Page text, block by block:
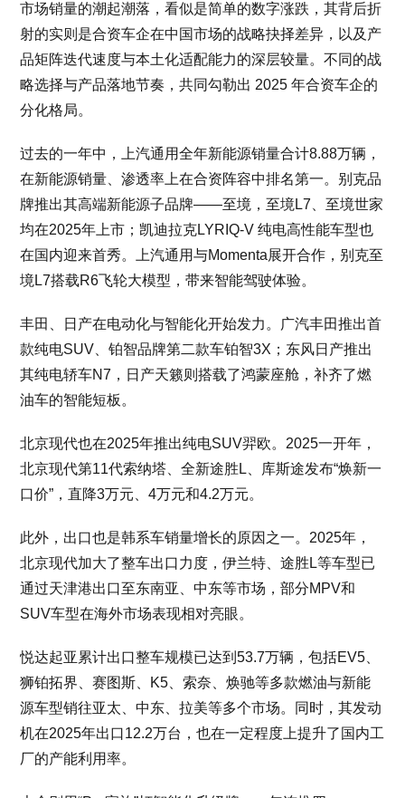
市场销量的潮起潮落，看似是简单的数字涨跌，其背后折
射的实则是合资车企在中国市场的战略抉择差异，以及产
品矩阵迭代速度与本土化适配能力的深层较量。不同的战
略选择与产品落地节奏，共同勾勒出 2025 年合资车企的
分化格局。
过去的一年中，上汽通用全年新能源销量合计8.88万辆，
在新能源销量、渗透率上在合资阵容中排名第一。别克品
牌推出其高端新能源子品牌——至境，至境L7、至境世家
均在2025年上市；凯迪拉克LYRIQ-V 纯电高性能车型也
在国内迎来首秀。上汽通用与Momenta展开合作，别克至
境L7搭载R6飞轮大模型，带来智能驾驶体验。
丰田、日产在电动化与智能化开始发力。广汽丰田推出首
款纯电SUV、铂智品牌第二款车铂智3X；东风日产推出
其纯电轿车N7，日产天籁则搭载了鸿蒙座舱，补齐了燃
油车的智能短板。
北京现代也在2025年推出纯电SUV羿欧。2025一开年，
北京现代第11代索纳塔、全新途胜L、库斯途发布“焕新一
口价”，直降3万元、4万元和4.2万元。
此外，出口也是韩系车销量增长的原因之一。2025年，
北京现代加大了整车出口力度，伊兰特、途胜L等车型已
通过天津港出口至东南亚、中东等市场，部分MPV和
SUV车型在海外市场表现相对亮眼。
悦达起亚累计出口整车规模已达到53.7万辆，包括EV5、
狮铂拓界、赛图斯、K5、索奈、焕驰等多款燃油与新能
源车型销往亚太、中东、拉美等多个市场。同时，其发动
机在2025年出口12.2万台，也在一定程度上提升了国内工
厂的产能利用率。